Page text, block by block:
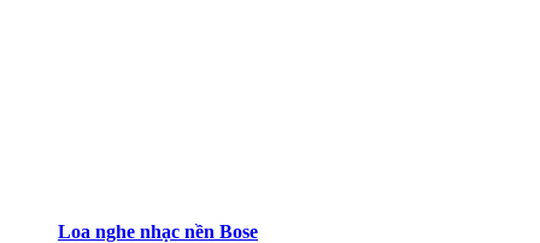
Loa nghe nhạc nền Bose